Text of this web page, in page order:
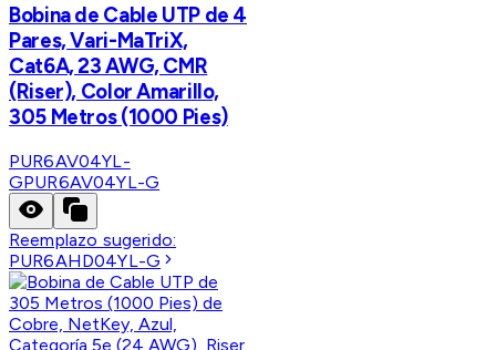
Bobina de Cable UTP de 4
Pares, Vari-MaTriX,
Cat6A, 23 AWG, CMR
(Riser), Color Amarillo,
305 Metros (1000 Pies)
PUR6AV04YL-
GPUR6AV04YL-G
Reemplazo sugerido:
PUR6AHD04YL-G